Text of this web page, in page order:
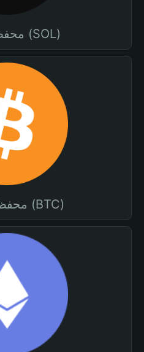
محفظة سولانا (SOL)
محفظة بيتكوين (BTC)